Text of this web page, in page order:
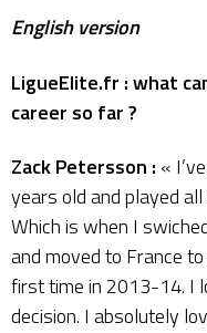
English version
LigueElite.fr : what
career so far ?
Zack Petersson : «
years old and played
Which is when I
and moved to France
first time in 2013-14. I
decision. I absolutely